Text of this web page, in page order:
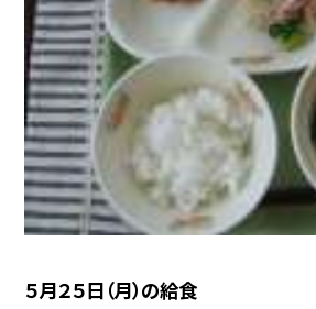
５月２５日（月）の給食